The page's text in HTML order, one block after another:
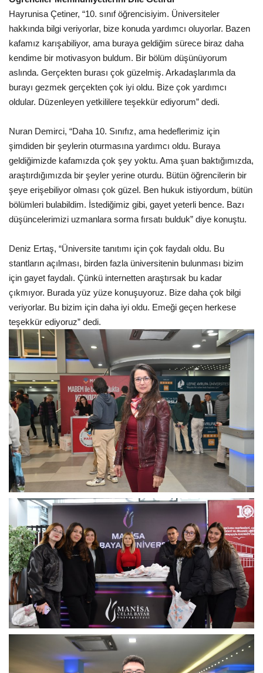
Hayrunisa Çetiner, “10. sınıf öğrencisiyim. Üniversiteler
hakkında bilgi veriyorlar, bize konuda yardımcı oluyorlar. Bazen
kafamız karışabiliyor, ama buraya geldiğim sürece biraz daha
kendime bir motivasyon buldum. Bir bölüm düşünüyorum
aslında. Gerçekten burası çok güzelmiş. Arkadaşlarımla da
burayı gezmek gerçekten çok iyi oldu. Bize çok yardımcı
oldular. Düzenleyen yetkililere teşekkür ediyorum” dedi.
Nuran Demirci, “Daha 10. Sınıfız, ama hedeflerimiz için
şimdiden bir şeylerin oturmasına yardımcı oldu. Buraya
geldiğimizde kafamızda çok şey yoktu. Ama şuan baktığımızda,
araştırdığımızda bir şeyler yerine oturdu. Bütün öğrencilerin bir
şeye erişebiliyor olması çok güzel. Ben hukuk istiyordum, bütün
bölümleri bulabildim. İstediğimiz gibi, gayet yeterli bence. Bazı
düşüncelerimizi uzmanlara sorma fırsatı bulduk” diye konuştu.
Deniz Ertaş, “Üniversite tanıtımı için çok faydalı oldu. Bu
stantların açılması, birden fazla üniversitenin bulunması bizim
için gayet faydalı. Çünkü internetten araştırsak bu kadar
çıkmıyor. Burada yüz yüze konuşuyoruz. Bize daha çok bilgi
veriyorlar. Bu bizim için daha iyi oldu. Emeği geçen herkese
teşekkür ediyoruz” dedi.